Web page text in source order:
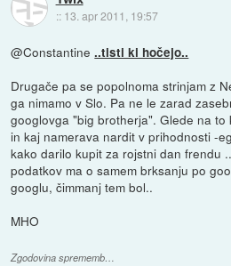
:: 13. apr 2011, 19:57
@Constantine..tisti ki hočejo..
Drugače pa se popolnoma strinjam z
ga nimamo v Slo. Pa ne le zarad
googlovga "big brotherja". Glede na to
in kaj namerava nardit v prihodnosti -
kako darilo kupit za rojstni dan frendu
podatkov ma o samem brksanju po
googlu, čimmanj tem bol..
MHO
Zgodovina sprememb…